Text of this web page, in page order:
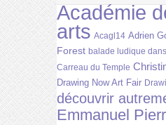
Académie
arts Acagl14 Adrien
Forest balade ludique
Carreau du Temple
Drawing Now Art Fair
découvrir
Emmanuel